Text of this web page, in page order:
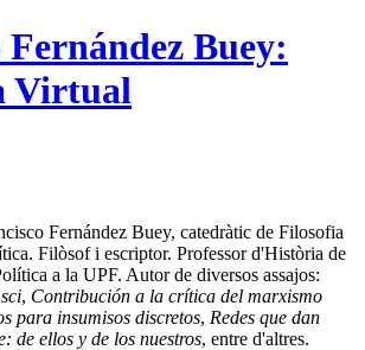
Buey:
Virtual
Fernández Buey, catedràtic de Filosofia
Filòsof i escriptor. Professor d'Història de
a la UPF. Autor de diversos assajos:
, Contribución a la crítica del marxismo
para insumisos discretos, Redes que dan
de ellos y de los nuestros, entre d'altres.